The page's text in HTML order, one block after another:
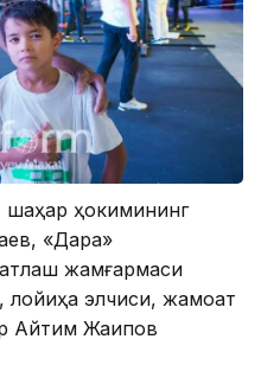
шаҳар ҳокимининг
«Дара»
жамғармаси
лойиҳа элчиси, жамоат
Айтим Жақипов